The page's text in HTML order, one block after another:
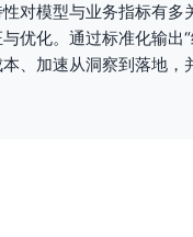
频控上限，按人群异质性
对模型与业务指标有
优化。通过标准化输
、加速从洞察到落地